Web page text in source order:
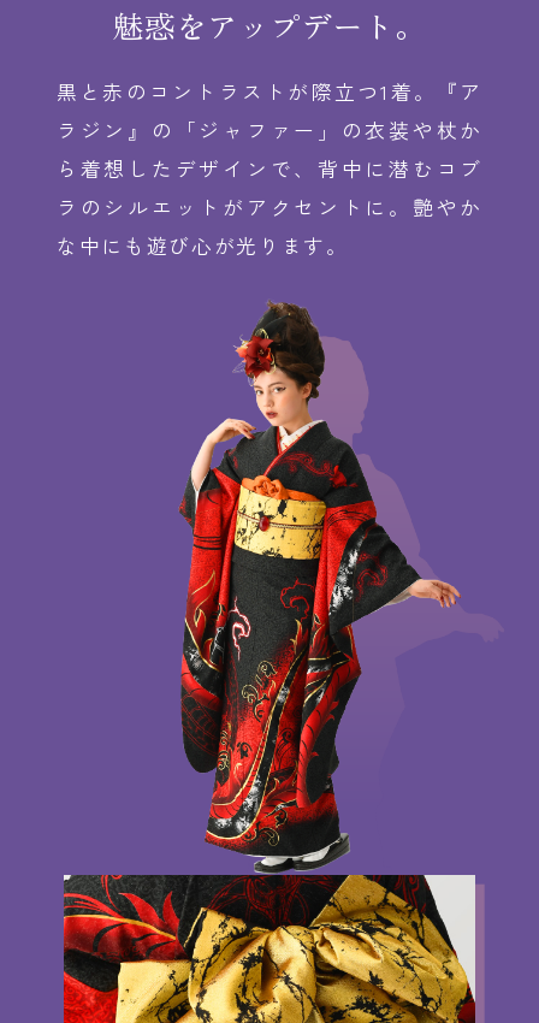
魅惑をアップデート。
黒と赤のコントラストが際立つ1着。『ア
ラジン』の「ジャファー」の衣装や杖か
ら着想したデザインで、背中に潜むコブ
ラのシルエットがアクセントに。艶やか
な中にも遊び心が光ります。